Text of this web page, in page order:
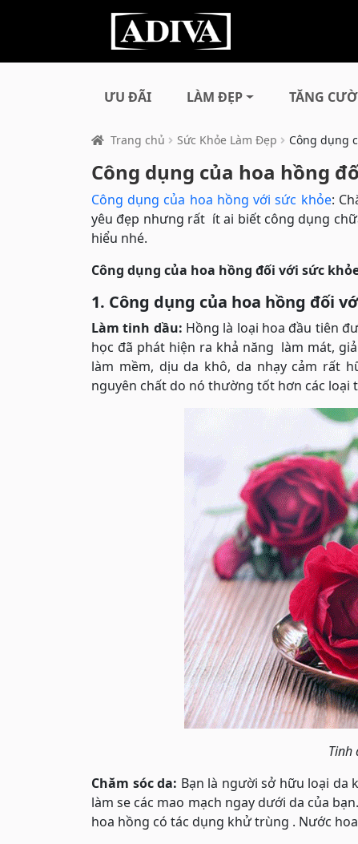
ƯU ĐÃI LÀM ĐẸP TĂNG
Trang chủ Sức Khỏe Làm Đẹp Công dụng
Công dụng của hoa hồng
Công dụng của hoa hồng với sức khỏe:
yêu đẹp nhưng rất ít ai biết công dụng
hiểu nhé.
Công dụng của hoa hồng đối với sức
1. Công dụng của hoa hồng đối
Làm tinh dầu: Hồng là loại hoa đầu tiên
học đã phát hiện ra khả năng làm mát,
làm mềm, dịu da khô, da nhạy cảm rất
nguyên chất do nó thường tốt hơn các loại
Tinh
Chăm sóc da: Bạn là người sở hữu loại da
làm se các mao mạch ngay dưới da của
hoa hồng có tác dụng khử trùng . Nước